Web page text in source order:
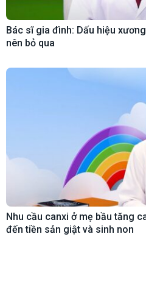
Bác sĩ gia đình: Dấu hiệu
nên bỏ qua
Nhu cầu canxi ở mẹ bầu tăng
đến tiền sản giật và sinh non